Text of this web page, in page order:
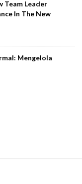
Team Leader
In The New
Mengelola